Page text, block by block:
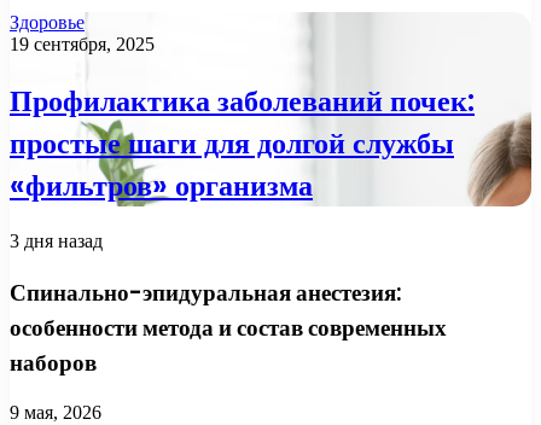
Здоровье
19 сентября, 2025
Профилактика заболеваний почек:
простые шаги для долгой службы
«фильтров» организма
3 дня назад
Спинально-эпидуральная анестезия:
особенности метода и состав современных
наборов
9 мая, 2026